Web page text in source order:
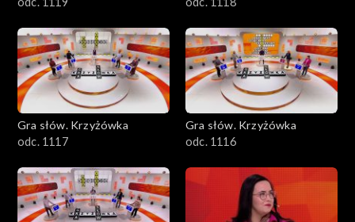
Gra słów. Krzyżówka
odc. 1117
Gra słów. Krzyżówka
odc. 1116